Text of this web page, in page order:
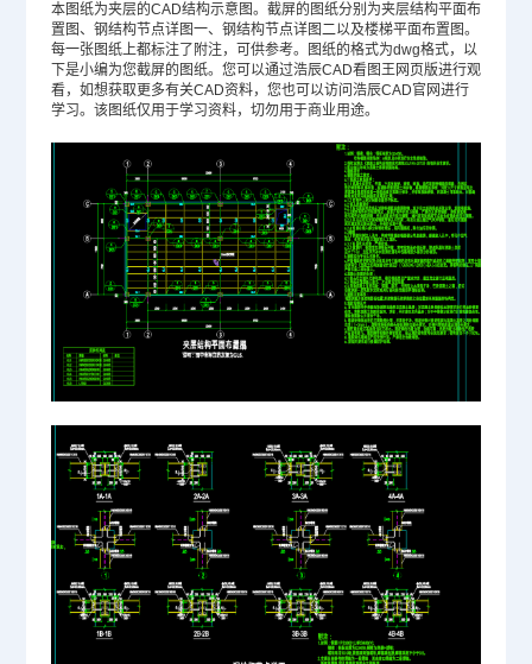
本图纸为夹层的CAD结构示意图。截屏的图纸分别为夹层结构平面布
置图、钢结构节点详图一、钢结构节点详图二以及楼梯平面布置图。
每一张图纸上都标注了附注，可供参考。图纸的格式为dwg格式，以
下是小编为您截屏的图纸。您可以通过浩辰CAD看图王网页版进行观
看，如想获取更多有关CAD资料，您也可以访问浩辰CAD官网进行
学习。该图纸仅用于学习资料，切勿用于商业用途。